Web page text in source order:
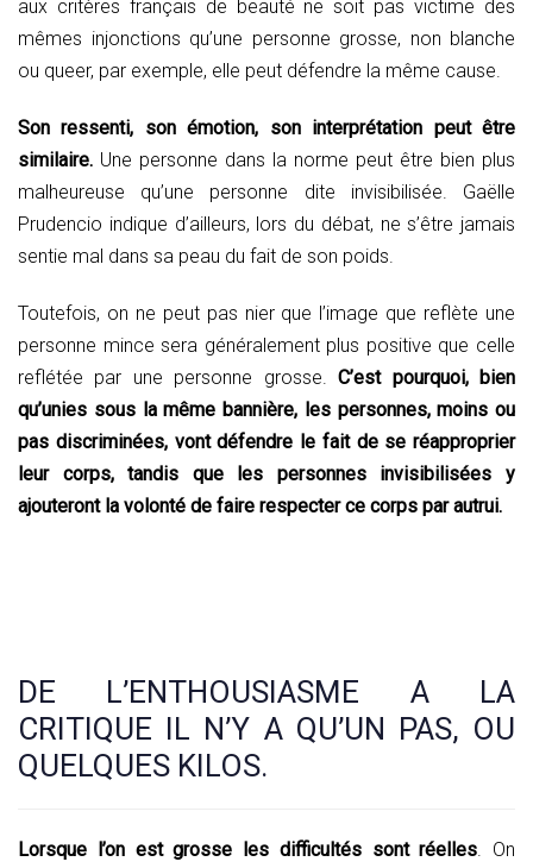
aux critères français de beauté ne soit pas victime des
mêmes injonctions qu’une personne grosse, non blanche
ou queer, par exemple, elle peut défendre la même cause.
Son ressenti, son émotion, son interprétation peut être
similaire. Une personne dans la norme peut être bien plus
malheureuse qu’une personne dite invisibilisée. Gaëlle
Prudencio indique d’ailleurs, lors du débat, ne s’être jamais
sentie mal dans sa peau du fait de son poids.
Toutefois, on ne peut pas nier que l’image que reflète une
personne mince sera généralement plus positive que celle
reflétée par une personne grosse.C’est pourquoi, bien
qu’unies sous la même bannière, les personnes, moins ou
pas discriminées, vont défendre le fait de se réapproprier
leur corps, tandis que les personnes invisibilisées y
ajouteront la volonté de faire respecter ce corps par autrui.
DE L’ENTHOUSIASME A LA
CRITIQUE IL N’Y A QU’UN PAS, OU
QUELQUES KILOS.
Lorsque l’on est grosse les difficultés sont réelles. On